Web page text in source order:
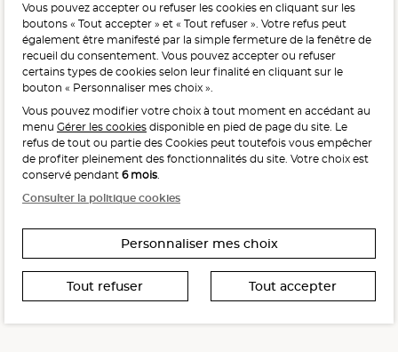
L'abus d'alcool est dangereux pour la santé, à consommer
avec modération.
Interdiction de vente de boissons alcooliques
aux mineurs de moins de 18 ans
La preuve de majorité de l’acheteur est exigée au moment
de la vente en ligne.
CODE DE LA SANTÉ PUBLIQUE, ART. L. 3342-1 ET L. 3353-3
Vous pouvez accepter ou refuser les cookies en cliquant sur les
boutons « Tout accepter » et « Tout refuser ». Votre refus peut
également être manifesté par la simple fermeture de la fenêtre de
recueil du consentement. Vous pouvez accepter ou refuser
certains types de cookies selon leur finalité en cliquant sur le
bouton « Personnaliser mes choix ».
Vous pouvez modifier votre choix à tout moment en accédant au
menu Gérer les cookies disponible en pied de page du site. Le
refus de tout ou partie des Cookies peut toutefois vous empêcher
de profiter pleinement des fonctionnalités du site. Votre choix est
conservé pendant 6 mois.
Consulter la politique cookies
Personnaliser mes choix
Tout refuser Tout accepter